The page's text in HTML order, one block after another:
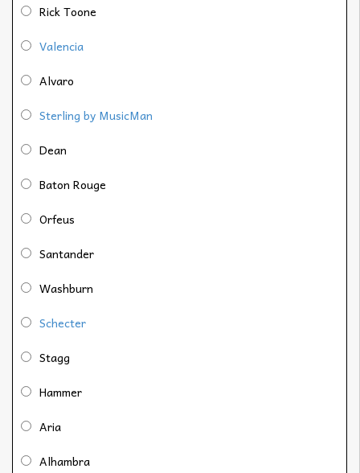
Rick Toone
Valencia
Alvaro
Sterling by MusicMan
Dean
Baton Rouge
Orfeus
Santander
Washburn
Schecter
Stagg
Hammer
Aria
Alhambra